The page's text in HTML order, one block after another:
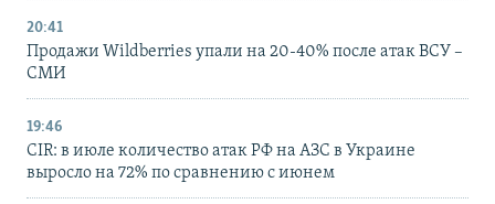
20:41
Продажи Wildberries упали на 20-40% после атак ВСУ –
СМИ
19:46
CIR: в июле количество атак РФ на АЗС в Украине
выросло на 72% по сравнению с июнем